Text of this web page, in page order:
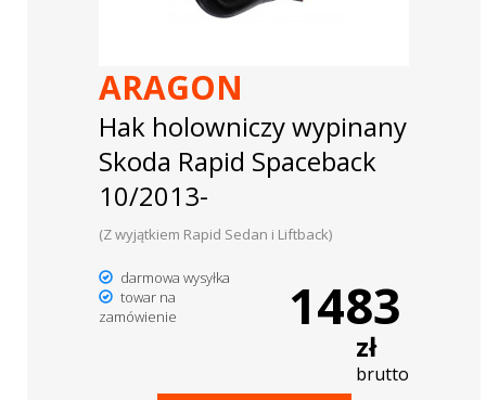
ARAGON
Hak holowniczy wypinany
Skoda Rapid Spaceback
10/2013-
(Z wyjątkiem Rapid Sedan i Liftback)
darmowa wysyłka
towar na
zamówienie
1483
zł
brutto